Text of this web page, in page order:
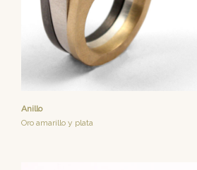
Anillo
Oro amarillo y plata